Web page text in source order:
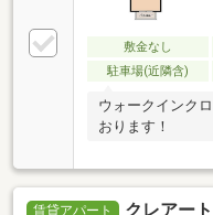
敷金なし
駐車場(近隣含)
ウォークインク
おります！
賃貸アパート クレアート